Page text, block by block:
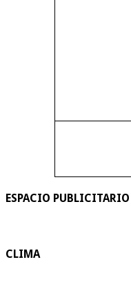
ESPACIO PUBLICITARIO
CLIMA